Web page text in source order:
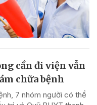
cần đi viện vẫn
chữa bệnh
7 nhóm người có thể